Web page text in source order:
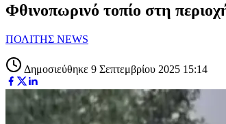
Φθινοπωρινό τοπίο στη
ΠΟΛΙΤΗΣ NEWS
Δημοσιεύθηκε 9 Σεπτεμβρίου 2025 15:14